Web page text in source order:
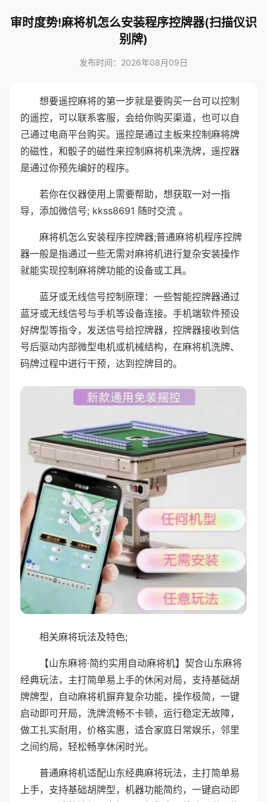
审时度势!麻将机怎么安装程序控牌器(扫描仪识
别牌)
发布时间：2026年08月09日
想要遥控麻将的第一步就是要购买一台可以控制
的遥控，可以联系客服，会给你购买渠道，也可以自
己通过电商平台购买。遥控是通过主板来控制麻将牌
的磁性，和骰子的磁性来控制麻将机来洗牌，遥控器
是通过你预先编好的程序。
若你在仪器使用上需要帮助，想获取一对一指
导，添加微信号; kkss8691 随时交流 。
麻将机怎么安装程序控牌器;普通麻将机程序控牌
器一般是指通过一些无需对麻将机进行复杂安装操作
就能实现控制麻将牌功能的设备或工具。
蓝牙或无线信号控制原理：一些智能控牌器通过
蓝牙或无线信号与手机等设备连接。手机端软件预设
好牌型等指令，发送信号给控牌器，控牌器接收到信
号后驱动内部微型电机或机械结构，在麻将机洗牌、
码牌过程中进行干预，达到控牌目的。
相关麻将玩法及特色;
【山东麻将·简约实用自动麻将机】契合山东麻将
经典玩法，主打简单易上手的休闲对局，支持基础胡
牌牌型，自动麻将机摒弃复杂功能，操作极简，一键
启动即可开局，洗牌流畅不卡顿，运行稳定无故障，
做工扎实耐用，价格实惠，适合家庭日常娱乐，邻里
之间约局，轻松畅享休闲时光。
普通麻将机适配山东经典麻将玩法，主打简单易
上手，支持基础胡牌型，机器功能简约，一键启动即